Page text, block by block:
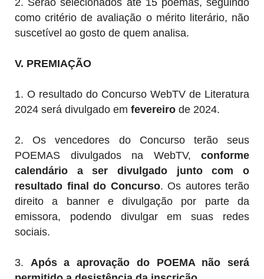
2. Serão selecionados até 15 poemas, seguindo
como critério de avaliação o mérito literário, não
suscetível ao gosto de quem analisa.
V. PREMIAÇÃO
1. O resultado do Concurso WebTV de Literatura
2024 será divulgado em fevereiro de 2024.
2. Os vencedores do Concurso terão seus
POEMAS divulgados na WebTV, conforme
calendário a ser divulgado junto com o
resultado final do Concurso. Os autores terão
direito a banner e divulgação por parte da
emissora, podendo divulgar em suas redes
sociais.
3. Após a aprovação do POEMA não será